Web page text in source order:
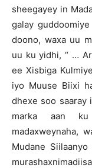
sheegayey in
galay
doono, waxa uu
uu ku yidhi, “ …
ee Xisbiga
iyo Muuse Biixi
dhexe soo saaray
marka aan ku
madaxweynaha,
Mudane